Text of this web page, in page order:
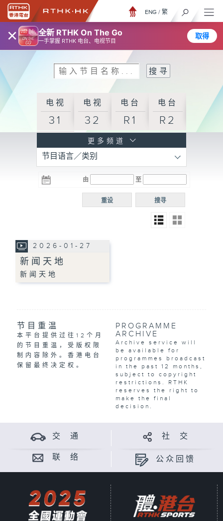
× 全新 RTHK On The Go
一手掌握 RTHK 电台、电视节目
取得
ENG / 繁
电视
31
电视
32
电台
R1
电台
R2
R3
电台 电台
R5
电台
普通
更多频道
节目语言／类别
由 至
搜寻
重设
2026-01-27
新闻天地
新闻天地
节目重温
本平台提供过往12个月
的节目重温，受版权限
制内容除外。香港电台
保留最终决定权。
PROGRAMME
ARCHIVE
Archive service will
be available for
programmes broadcast
in the past 12 months,
subject to copyright
restrictions. RTHK
reserves the right to
make the final
decision.
交 通 社 交
联 络 公众回馈